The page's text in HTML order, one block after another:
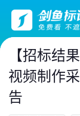
【招标结
视频制作
告